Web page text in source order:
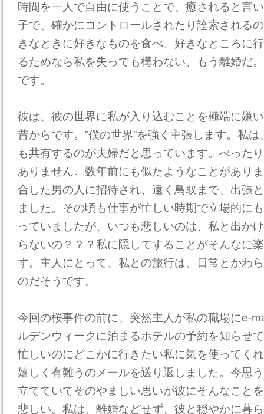
時間を一人で自由に使うことで、癒されると言
子で、確かにコントロールされたり詮索される
きなときに好きなものを食べ、好きなところに
るためなら私を失っても構わない、もう離婚だ
です。
彼は、彼の世界に私が入り込むことを極端に嫌
昔からです。”僕の世界”を強く主張します。私
も共有するのが夫婦だと思っています。べった
ありません。数年前にも似たようなことがあり
合した男の人に招待され、遠く鳥取まで、出張
ました。その頃も仕事が忙しい時期で立場的に
っていましたが、いつも悲しいのは、私と出か
らないの？？？私に隠してすることがそんなに
す。主人にとって、私との旅行は、日常とかわ
のだそうです。
今回の桜事件の前に、突然主人が私の職場にe-
ルデンウィークに泊まるホテルの予約を知らせ
忙しいのにどこかに行きたい私に気を使ってく
嬉しく有難うのメールを送り返しました。今思
立てていてそのやましい思いが彼にそんなこと
悲しい。私は、離婚などせず、彼と穏やかに暮